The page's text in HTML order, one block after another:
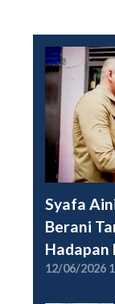
Syafa
Berani
12/06/2026